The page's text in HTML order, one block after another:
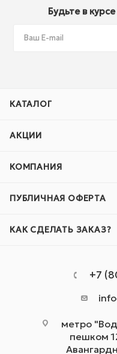
Будьте в
КАТАЛОГ
АКЦИИ
КОМПАНИЯ
ПУБЛИЧНАЯ ОФЕРТА
КАК СДЕЛАТЬ ЗАКАЗ?
+7
метро
пешком